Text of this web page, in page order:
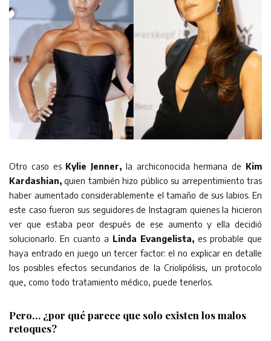
Otro caso es Kylie Jenner, la archiconocida hermana de Kim
Kardashian, quien también hizo público su arrepentimiento tras
haber aumentado considerablemente el tamaño de sus labios. En
este caso fueron sus seguidores de Instagram quienes la hicieron
ver que estaba peor después de ese aumento y ella decidió
solucionarlo. En cuanto a Linda Evangelista, es probable que
haya entrado en juego un tercer factor: el no explicar en detalle
los posibles efectos secundarios de la Criolipólisis, un protocolo
que, como todo tratamiento médico, puede tenerlos.
Pero… ¿por qué parece que solo existen los malos
retoques?